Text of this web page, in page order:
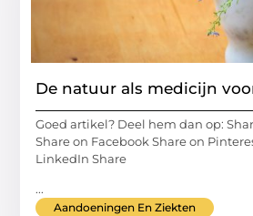
De natuur als medicijn
Goed artikel? Deel hem dan op:
Share on Facebook Share on
LinkedIn Share
...
Aandoeningen En Ziekten